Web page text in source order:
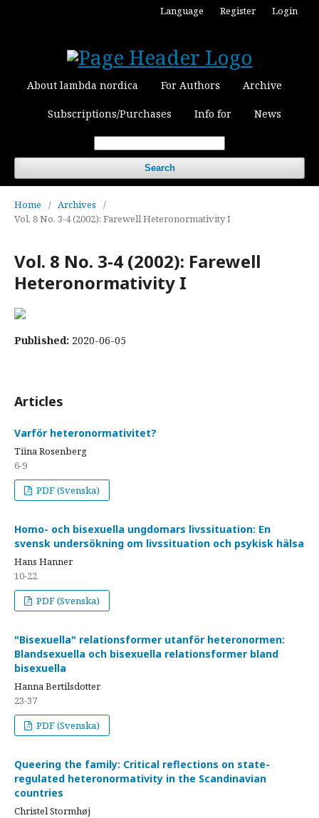
About lambda nordica For Authors Archive
Subscriptions/Purchases Info for News
Search
Language Register Login
Home / Archives
/
Vol. 8 No. 3-4 (2002): Farewell Heteronormativity I
Vol. 8 No. 3-4 (2002): Farewell
Heteronormativity I
Published: 2020-06-05
Articles
Varför heteronormativitet?
Tiina Rosenberg
6-9
PDF (Svenska)
Homo- och bisexuella ungdomars livssituation: En
svensk undersökning om livssituation och psykisk hälsa
Hans Hanner
10-22
PDF (Svenska)
"Bisexuella" relationsformer utanför heteronormen:
Blandsexuella och bisexuella relationsformer bland
bisexuella
Hanna Bertilsdotter
23-37
PDF (Svenska)
Queering the family: Critical reflections on state-
regulated heteronormativity in the Scandinavian
countries
Christel Stormhøj